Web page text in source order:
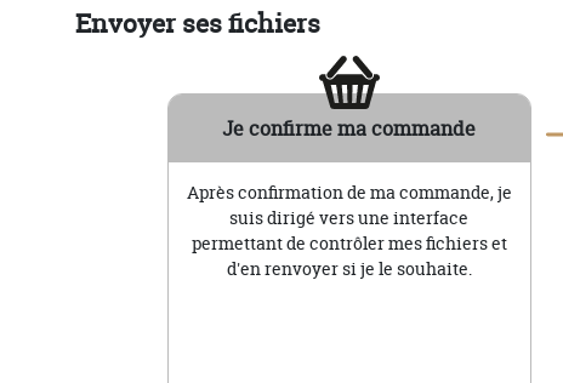
Envoyer ses fichiers
Je confirme ma commande
Après confirmation de ma commande, je
suis dirigé vers une interface
permettant de contrôler mes fichiers et
d'en renvoyer si je le souhaite.